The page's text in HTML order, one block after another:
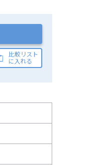
比較リスト
に入れる